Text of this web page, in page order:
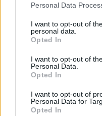
Personal Data
I want to opt-out of
personal data.
Opted In
I want to opt-out of
Personal Data.
Opted In
I want to opt-out of
Personal Data for
Opted In
τις 4 το
Να φορούν
τμήματα του
Να
δείκτη
Φωτογραφία: iStock